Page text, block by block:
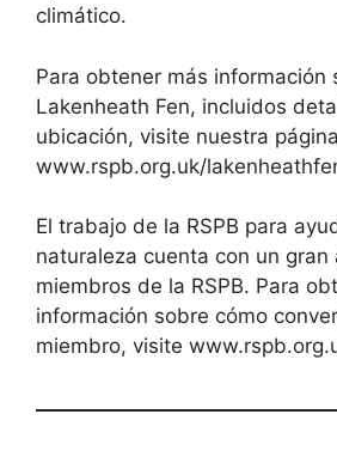
climático.
Para obtener más información
Lakenheath Fen, incluidos
ubicación, visite nuestra
www.rspb.org.uk/
El trabajo de la RSPB para
naturaleza cuenta con un gran
miembros de la RSPB. Para
información sobre cómo
miembro, visite